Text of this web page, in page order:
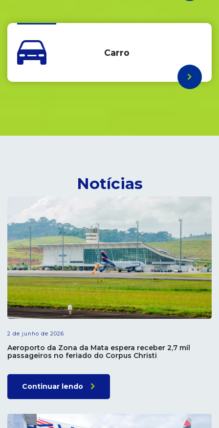
Carro
Notícias
2 de junho de 2026
Aeroporto da Zona da Mata espera receber 2,7 mil
passageiros no feriado do Corpus Christi
Continuar lendo